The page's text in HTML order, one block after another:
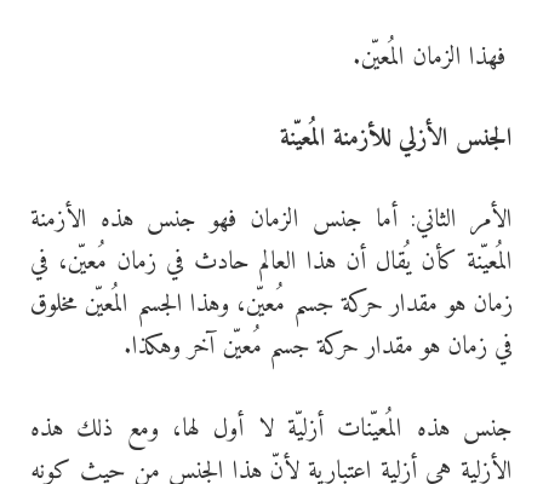
فهذا الزمان المُعيّن.
الجنس الأزلي للأزمنة المُعيّنة
الأمر الثاني: أما جنس الزمان فهو جنس هذه الأزمنة
المُعيّنة كأن يُقال أن هذا العالم حادث في زمان مُعيّن، في
زمان هو مقدار حركة جسم مُعيّن، وهذا الجسم المُعيّن مخلوق
في زمان هو مقدار حركة جسم مُعيّن آخر وهكذا.
جنس هذه المُعيّنات أزليّة لا أول لها، ومع ذلك هذه
الأزلية هي أزلية اعتبارية لأنّ هذا الجنس من حيث كونه